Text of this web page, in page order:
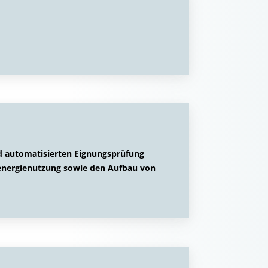
automatisierten Eignungsprüfung
sowie den Aufbau von